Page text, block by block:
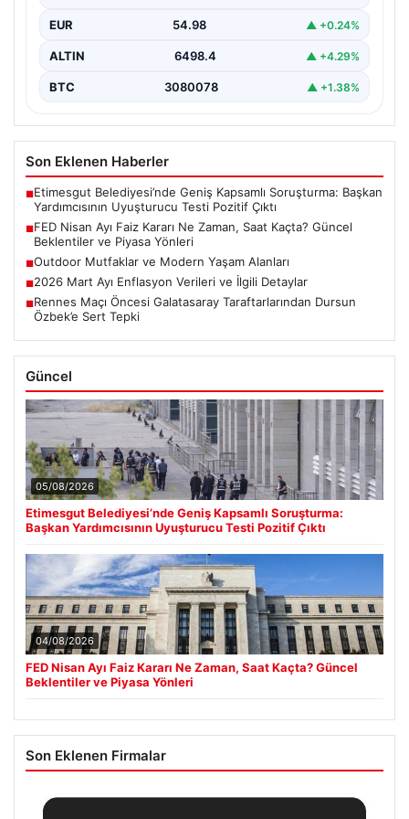
EUR 54.98 ▲ +0.24%
ALTIN 6498.4 ▲ +4.29%
BTC 3080078 ▲ +1.38%
Son Eklenen Haberler
■Etimesgut Belediyesi’nde Geniş Kapsamlı Soruşturma: Başkan
Yardımcısının Uyuşturucu Testi Pozitif Çıktı
■FED Nisan Ayı Faiz Kararı Ne Zaman, Saat Kaçta? Güncel
Beklentiler ve Piyasa Yönleri
■Outdoor Mutfaklar ve Modern Yaşam Alanları
■2026 Mart Ayı Enflasyon Verileri ve İlgili Detaylar
■Rennes Maçı Öncesi Galatasaray Taraftarlarından Dursun
Özbek’e Sert Tepki
Güncel
05/08/2026
Etimesgut Belediyesi’nde Geniş Kapsamlı Soruşturma:
Başkan Yardımcısının Uyuşturucu Testi Pozitif Çıktı
04/08/2026
FED Nisan Ayı Faiz Kararı Ne Zaman, Saat Kaçta? Güncel
Beklentiler ve Piyasa Yönleri
Son Eklenen Firmalar